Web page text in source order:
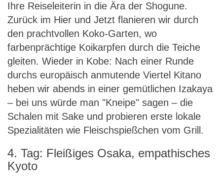
Ihre Reiseleiterin in die Ära der Shogune.
Zurück im Hier und Jetzt flanieren wir durch
den prachtvollen Koko-Garten, wo
farbenprächtige Koikarpfen durch die Teiche
gleiten. Wieder in Kobe: Nach einer Runde
durchs europäisch anmutende Viertel Kitano
heben wir abends in einer gemütlichen Izakaya
– bei uns würde man "Kneipe" sagen – die
Schalen mit Sake und probieren erste lokale
Spezialitäten wie Fleischspießchen vom Grill.
4. Tag: Fleißiges Osaka, empathisches
Kyoto